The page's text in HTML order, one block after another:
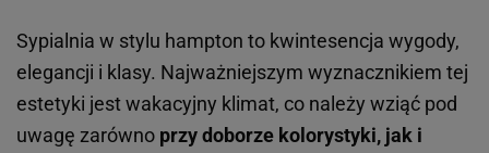
Sypialnia w stylu hampton to kwintesencja wygody,
elegancji i klasy. Najważniejszym wyznacznikiem tej
estetyki jest wakacyjny klimat, co należy wziąć pod
uwagę zarówno przy doborze kolorystyki, jak i